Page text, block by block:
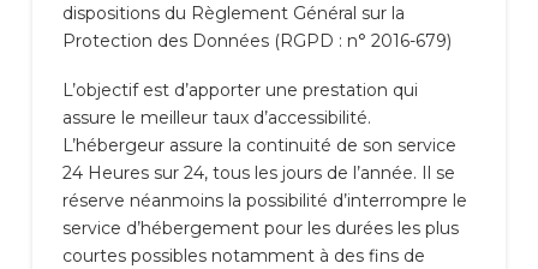
dispositions du Règlement Général sur la
Protection des Données (RGPD : n° 2016-679)
L’objectif est d’apporter une prestation qui
assure le meilleur taux d’accessibilité.
L’hébergeur assure la continuité de son service
24 Heures sur 24, tous les jours de l’année. Il se
réserve néanmoins la possibilité d’interrompre le
service d’hébergement pour les durées les plus
courtes possibles notamment à des fins de